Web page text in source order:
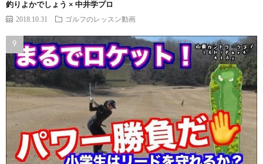
釣りよかでしょう × 中井学プロ
2018.10.31 ゴルフのレッスン動画